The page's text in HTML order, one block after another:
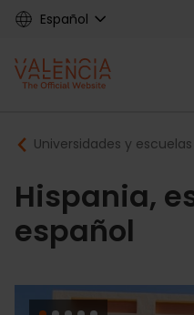
Skip
content
Español
Main
navigation
Universidades y
Hispania,
español